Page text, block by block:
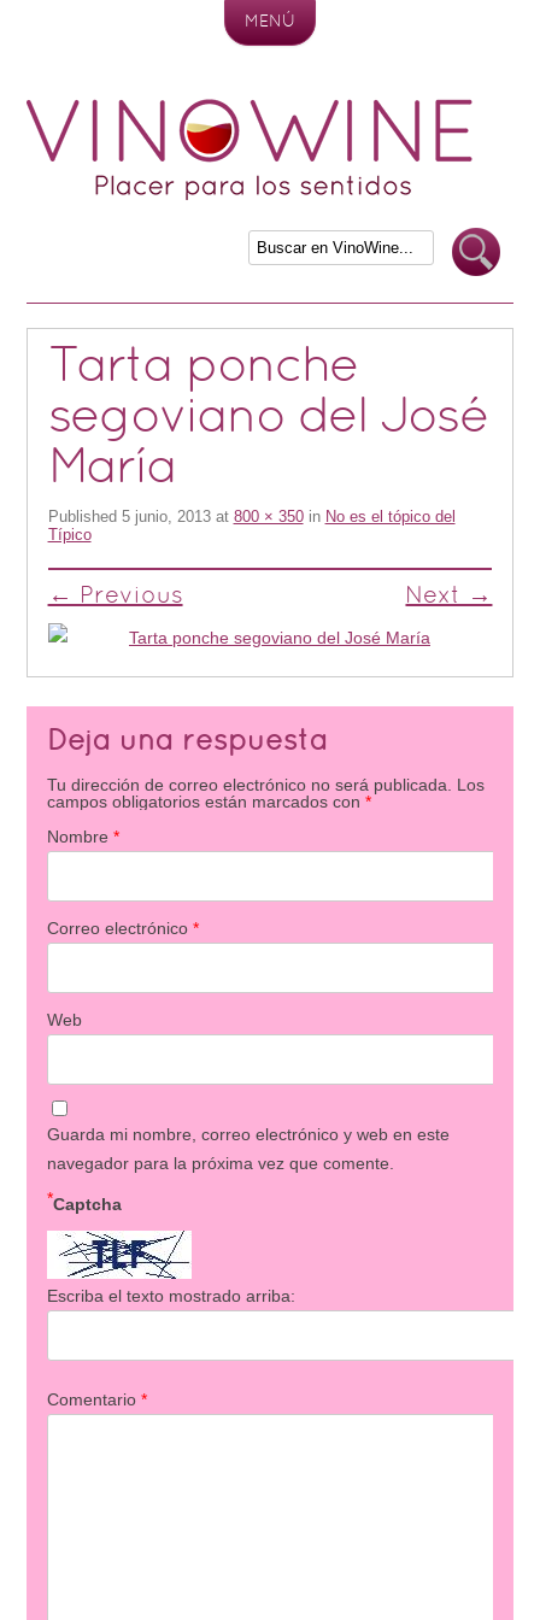
MENÚ
Tarta ponche
segoviano del José
María
Published 5 junio, 2013at 800 × 350in No es el tópico del
Típico
← Previous Next →
Deja una respuesta
Tu dirección de correo electrónico no será publicada. Los
campos obligatorios están marcados con *
Nombre *
Correo electrónico *
Web
Guarda mi nombre, correo electrónico y web en este
navegador para la próxima vez que comente.
Captcha
*
Escriba el texto mostrado arriba:
Comentario *